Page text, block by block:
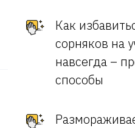
Как
сорняков на
навсегда –
способы